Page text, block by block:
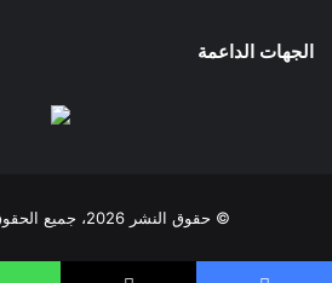
الجهات الداعمة
© حقوق النشر 2026، جميع الحقوق محفوظة |